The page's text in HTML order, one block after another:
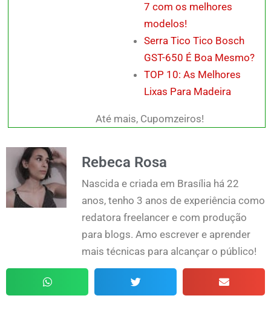
7 com os melhores
modelos!
Serra Tico Tico Bosch
GST-650 É Boa Mesmo?
TOP 10: As Melhores
Lixas Para Madeira
Até mais, Cupomzeiros!
Rebeca Rosa
Nascida e criada em Brasília há 22
anos, tenho 3 anos de experiência como
redatora freelancer e com produção
para blogs. Amo escrever e aprender
mais técnicas para alcançar o público!